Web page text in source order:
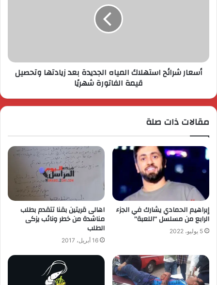
أسعار شرائح استهلاك المياه الجديدة بعد زيادتها وتحصيل
قيمة الفاتورة شهريًا
مقالات ذات صلة
إبراهيم الحمادي يشارك في الجزء
الرابع من مسلسل “اللعبة”
5 يوليو، 2022
اهالى قريتين بقنا تتقدم بطلب
مناشدة من خطر ونائب يزكى
الطلب
16 أبريل، 2017